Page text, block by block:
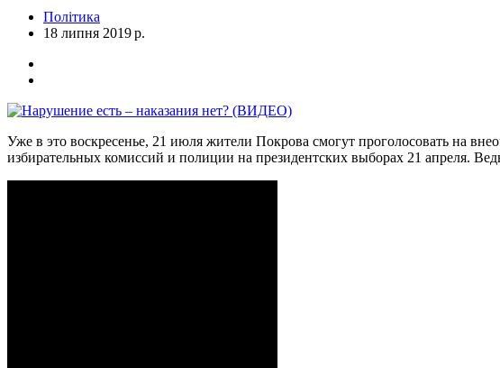
Політика
18 липня 2019 р.
Уже в это воскресенье, 21 июля жители Покрова смогут проголосовать на
избирательных комиссий и полиции на президентских выборах 21 апреля.